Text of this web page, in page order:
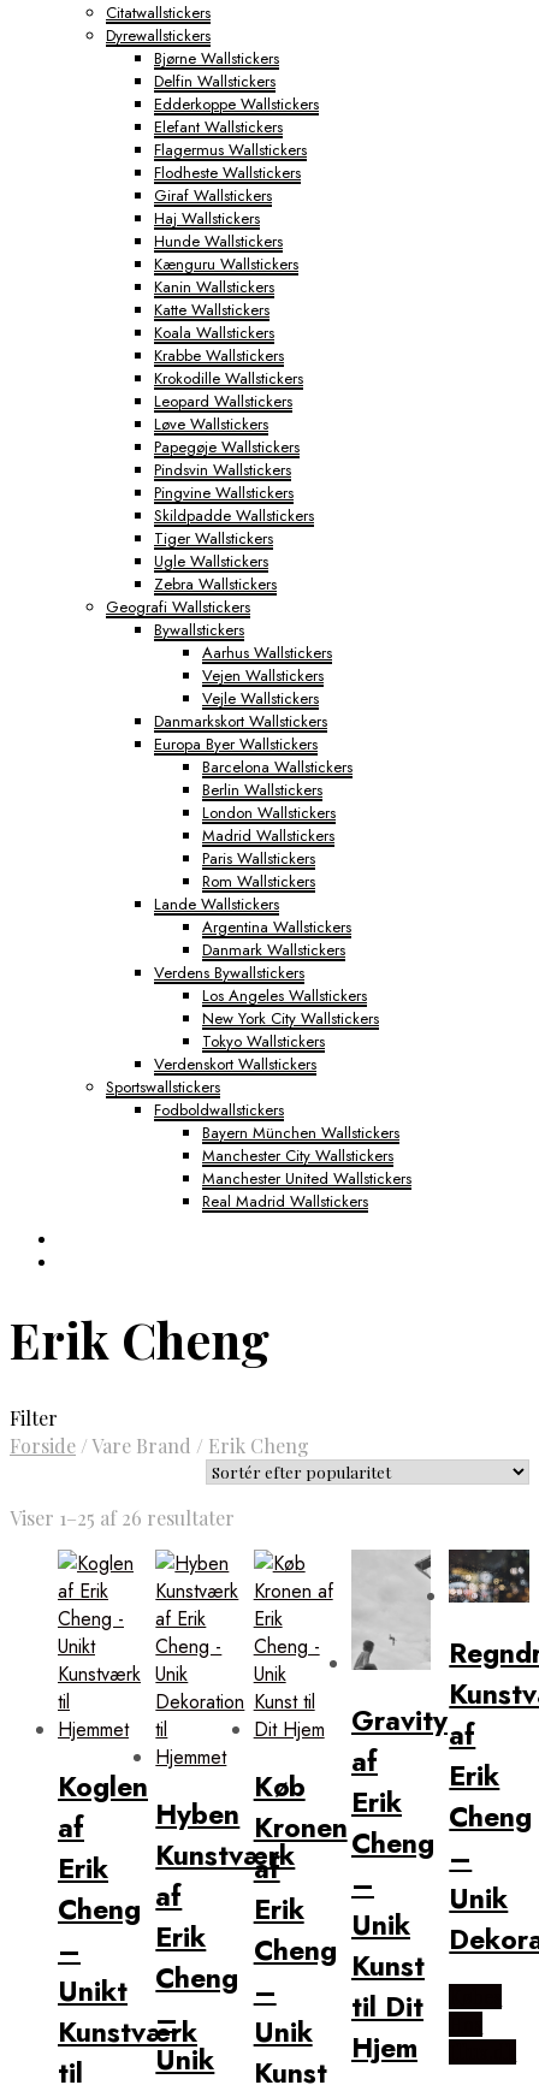
Citatwallstickers
Dyrewallstickers
Bjørne Wallstickers
Delfin Wallstickers
Edderkoppe Wallstickers
Elefant Wallstickers
Flagermus Wallstickers
Flodheste Wallstickers
Giraf Wallstickers
Haj Wallstickers
Hunde Wallstickers
Kænguru Wallstickers
Kanin Wallstickers
Katte Wallstickers
Koala Wallstickers
Krabbe Wallstickers
Krokodille Wallstickers
Leopard Wallstickers
Løve Wallstickers
Papegøje Wallstickers
Pindsvin Wallstickers
Pingvine Wallstickers
Skildpadde Wallstickers
Tiger Wallstickers
Ugle Wallstickers
Zebra Wallstickers
Geografi Wallstickers
Bywallstickers
Aarhus Wallstickers
Vejen Wallstickers
Vejle Wallstickers
Danmarkskort Wallstickers
Europa Byer Wallstickers
Barcelona Wallstickers
Berlin Wallstickers
London Wallstickers
Madrid Wallstickers
Paris Wallstickers
Rom Wallstickers
Lande Wallstickers
Argentina Wallstickers
Danmark Wallstickers
Verdens Bywallstickers
Los Angeles Wallstickers
New York City Wallstickers
Tokyo Wallstickers
Verdenskort Wallstickers
Sportswallstickers
Fodboldwallstickers
Bayern München Wallstickers
Manchester City Wallstickers
Manchester United Wallstickers
Real Madrid Wallstickers
Erik Cheng
Filter
Forside /Vare Brand / Erik Cheng
Viser 1–25 af 26 resultater
popularitet
Koglen
af
Erik
Cheng
–
Unikt
Kunstværk
til
Hyben
Kunstværk
af
Erik
Cheng
–
Unik
Køb
Kronen
af
Erik
Cheng
–
Unik
Kunst
Gravity
af
Erik
Cheng
–
Unik
Kunst
til Dit
Hjem
af
Erik
Cheng
–
Unik